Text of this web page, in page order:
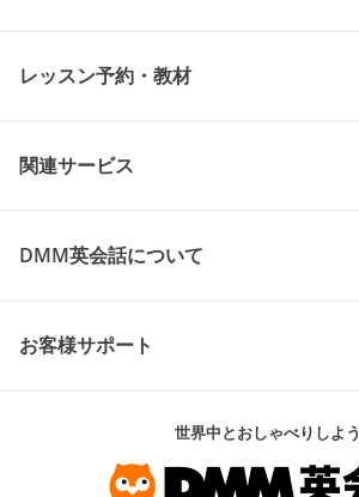
レッスン予約・教材
関連サービス
DMM英会話について
お客様サポート
世界中とおしゃべりしよう